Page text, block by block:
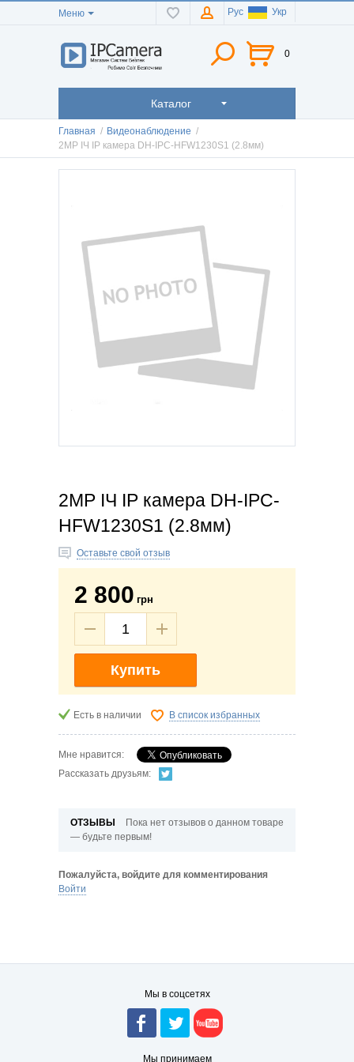
Меню Рус Укр
0
Каталог
Главная / Видеонаблюдение /
2MP ІЧ IP камера DH-IPC-HFW1230S1 (2.8мм)
2MP ІЧ IP камера DH-IPC-
HFW1230S1 (2.8мм)
Оставьте свой отзыв
2 800 грн
Купить
Есть в наличии В список избранных
Мне нравится:
Рассказать друзьям:
ОТЗЫВЫ
Пока нет отзывов о данном товаре
— будьте первым!
Пожалуйста, войдите для комментирования
Войти
Мы в соцсетях
Мы принимаем